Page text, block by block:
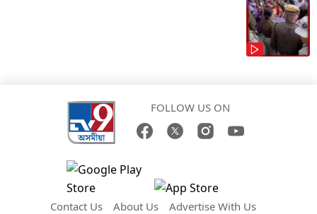
FOLLOW US ON
Contact Us About Us
Advertise With Us